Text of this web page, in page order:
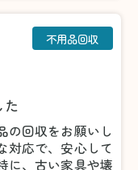
不用品回収
の回収をお願いし
対応で、安心して
に、古い家具や壊